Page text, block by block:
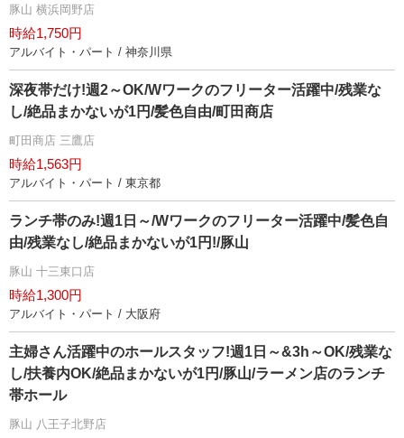
豚山 横浜岡野店
時給1,750円
アルバイト・パート / 神奈川県
深夜帯だけ!週2～OK/Wワークのフリーター活躍中/残業な
し/絶品まかないが1円/髪色自由/町田商店
町田商店 三鷹店
時給1,563円
アルバイト・パート / 東京都
ランチ帯のみ!週1日～/Wワークのフリーター活躍中/髪色自
由/残業なし/絶品まかないが1円!/豚山
豚山 十三東口店
時給1,300円
アルバイト・パート / 大阪府
主婦さん活躍中のホールスタッフ!週1日～&3h～OK/残業な
し/扶養内OK/絶品まかないが1円/豚山/ラーメン店のランチ
帯ホール
豚山 八王子北野店